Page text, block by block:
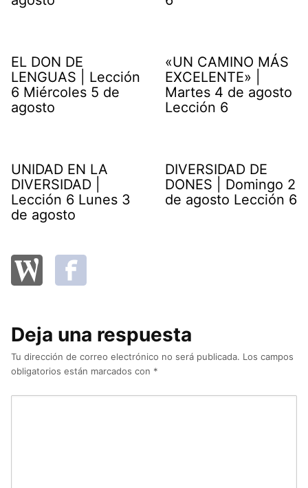
EL DON DE
LENGUAS | Lección
6 Miércoles 5 de
agosto
«UN CAMINO MÁS
EXCELENTE» |
Martes 4 de agosto
Lección 6
UNIDAD EN LA
DIVERSIDAD |
Lección 6 Lunes 3
de agosto
DIVERSIDAD DE
DONES | Domingo 2
de agosto Lección 6
Deja una respuesta
Tu dirección de correo electrónico no será publicada. Los campos
obligatorios están marcados con *